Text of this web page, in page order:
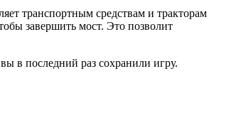
транспортным средствам и тракторам
завершить мост. Это позволит
в последний раз сохранили игру.